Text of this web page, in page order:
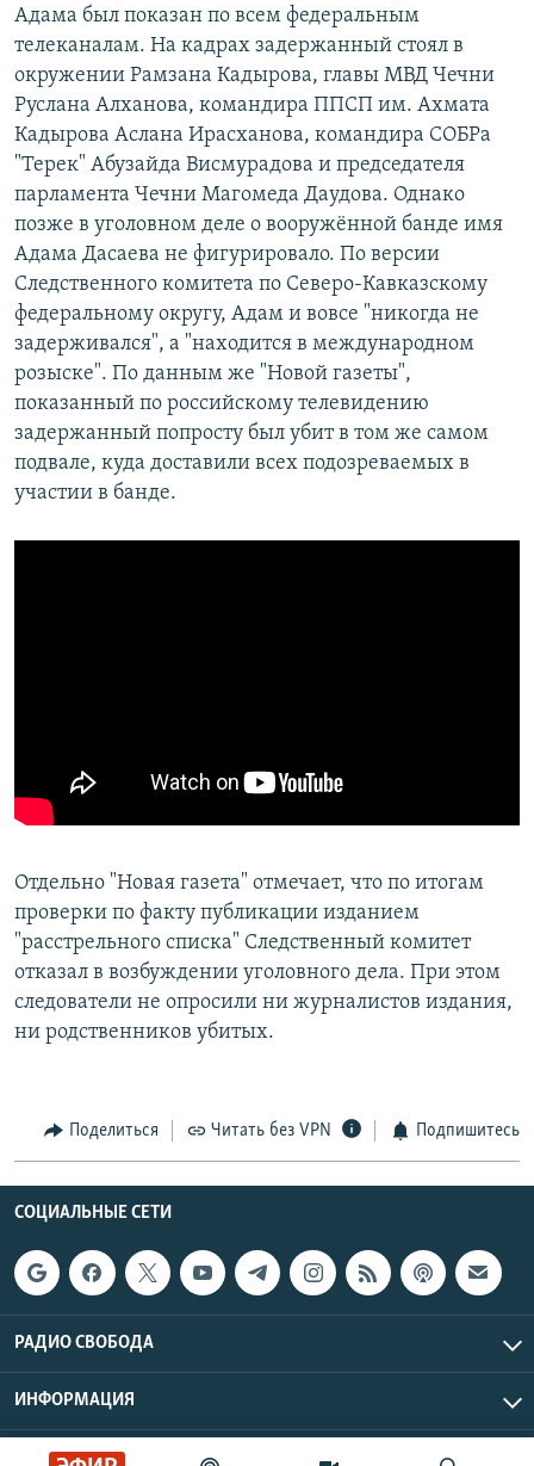
Адама был показан по всем федеральным
телеканалам. На кадрах задержанный стоял в
окружении Рамзана Кадырова, главы МВД Чечни
Руслана Алханова, командира ППСП им. Ахмата
Кадырова Аслана Ирасханова, командира СОБРа
"Терек" Абузайда Висмурадова и председателя
парламента Чечни Магомеда Даудова. Однако
позже в уголовном деле о вооружённой банде имя
Адама Дасаева не фигурировало. По версии
Следственного комитета по Северо-Кавказскому
федеральному округу, Адам и вовсе "никогда не
задерживался", а "находится в международном
розыске". По данным же "Новой газеты",
показанный по российскому телевидению
задержанный попросту был убит в том же самом
подвале, куда доставили всех подозреваемых в
участии в банде.
Отдельно "Новая газета" отмечает, что по итогам
проверки по факту публикации изданием
"расстрельного списка" Следственный комитет
отказал в возбуждении уголовного дела. При этом
следователи не опросили ни журналистов издания,
ни родственников убитых.
Поделиться Читать без VPN Подпишитесь
СОЦИАЛЬНЫЕ СЕТИ
РАДИО СВОБОДА
ИНФОРМАЦИЯ